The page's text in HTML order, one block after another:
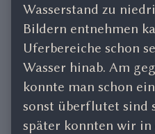
Wasserstand zu
Bildern entnehmen
Uferbereiche schon
Wasser hinab. Am
konnte man schon
sonst überflutet sind
später konnten wir